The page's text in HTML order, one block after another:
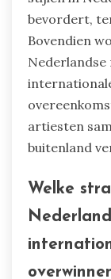
bevordert,
Bovendien
Nederlandse
artiesten
buitenland
Welke